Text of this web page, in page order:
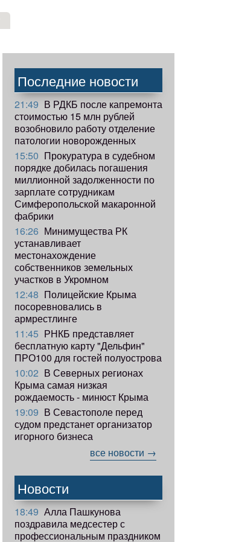
Последние новости
21:49 В РДКБ после капремонта
стоимостью 15 млн рублей
возобновило работу отделение
патологии новорожденных
15:50 Прокуратура в судебном
порядке добилась погашения
миллионной задолженности по
зарплате сотрудникам
Симферопольской макаронной
фабрики
16:26 Минимущества РК
устанавливает
местонахождение
собственников земельных
участков в Укромном
12:48 Полицейские Крыма
посоревновались в
армрестлинге
11:45 РНКБ представляет
бесплатную карту "Дельфин"
ПРО100 для гостей полуострова
10:02 В Северных регионах
Крыма самая низкая
рождаемость - минюст Крыма
19:09 В Севастополе перед
судом предстанет организатор
игорного бизнеса
все новости →
Новости
18:49 Алла Пашкунова
поздравила медсестер с
профессиональным праздником